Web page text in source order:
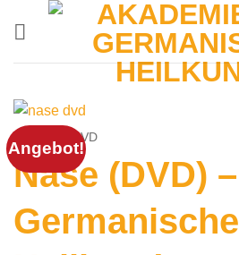
Angebot!
DVD
Nase (DVD) –
Germanische